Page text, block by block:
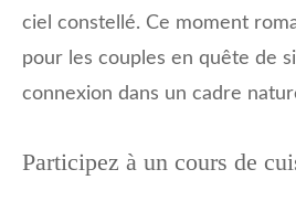
ciel constellé. Ce moment
pour les couples en quête de
connexion dans un cadre
Participez à un cours de